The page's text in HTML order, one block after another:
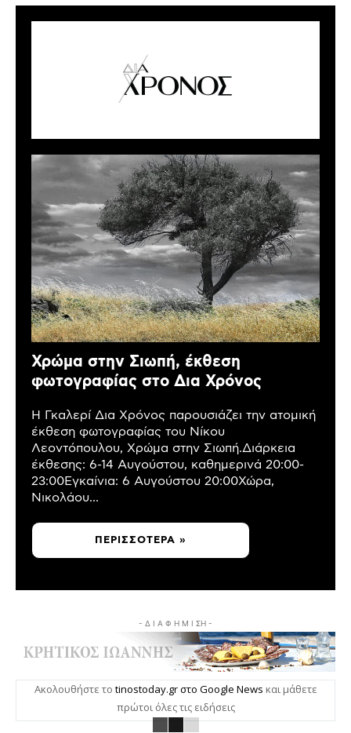
Χρώμα στην Σιωπή, έκθεση
φωτογραφίας στο Δια Χρόνος
Η Γκαλερί Δια Χρόνος παρουσιάζει την ατομική
έκθεση φωτογραφίας του Νίκου
Λεοντόπουλου, Χρώμα στην Σιωπή.Διάρκεια
έκθεσης: 6-14 Αυγούστου, καθημερινά 20:00-
23:00Εγκαίνια: 6 Αυγούστου 20:00Χώρα,
Νικολάου...
ΠΕΡΙΣΣΌΤΕΡΑ »
- Δ Ι Α Φ Η Μ Ι ΣΗ -
Ακολουθήστε το tinostoday.gr στο Google News και μάθετε
πρώτοι όλες τις ειδήσεις